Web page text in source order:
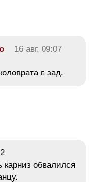
16 авг, 09:07
в зад.
карниз обвалился